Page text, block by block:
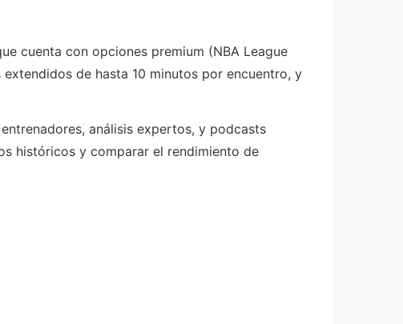
cuenta con opciones premium (NBA League
de hasta 10 minutos por encuentro, y
análisis expertos, y podcasts
históricos y comparar el rendimiento de